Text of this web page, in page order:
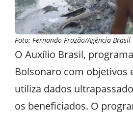
Foto: Fernando Frazão/Agência Brasil
O Auxílio Brasil,
Bolsonaro com objetivos
utiliza dados
os beneficiados. O